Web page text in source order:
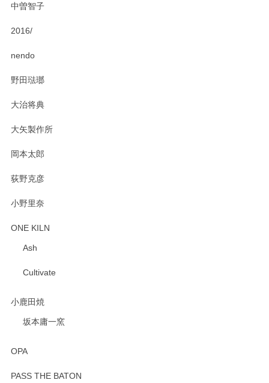
中曽智子
2016/
nendo
野田琺瑯
大治将典
大矢製作所
岡本太郎
荻野克彦
小野里奈
ONE KILN
Ash
Cultivate
小鹿田焼
坂本庸一窯
OPA
PASS THE BATON